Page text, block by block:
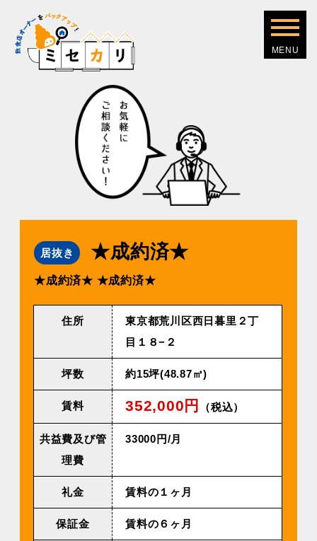
居抜き ★成約済★
★成約済★ ★成約済★
住所
東京都荒川区西日暮里２丁
目１８−２
坪数 約15坪(48.87㎡)
賃料 352,000円 （税込）
共益費及び管
理費
33000円/月
礼金 賃料の１ヶ月
保証金 賃料の６ヶ月